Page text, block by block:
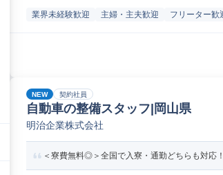
業界未経験歓迎 主婦・主夫歓迎 フリーター歓
NEW 契約社員
自動車の整備スタッフ|岡山県
明治企業株式会社
＜寮費無料◎＞全国で入寮・通勤どちらも対応